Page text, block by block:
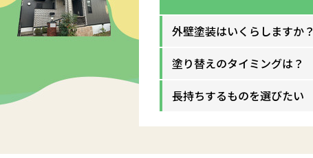
外壁塗装はいくらしますか？
塗り替えのタイミングは？
長持ちするものを選びたい